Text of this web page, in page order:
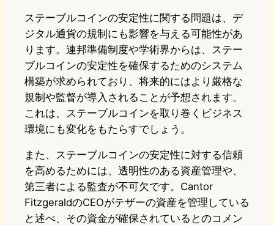
ステーブルコインの安定性に関する問題は、デ
ジタル通貨の規制にも影響を与える可能性があ
ります。連邦準備制度や学術界からは、ステー
ブルコインの安定性を確保するためのシステム
構築が求められており、将来的にはより厳格な
規制や監督が導入されることが予想されます。
これは、ステーブルコインを取り巻くビジネス
環境にも変化をもたらすでしょう。
また、ステーブルコインの安定性に対する信頼
を高めるためには、透明性のある資産管理や、
第三者による監査が不可欠です。Cantor
FitzgeraldのCEOがテザーの資産を管理している
と述べ、その資金が確保されているとのコメン